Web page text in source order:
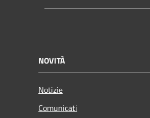
NOVITÀ
Notizie
Comunicati